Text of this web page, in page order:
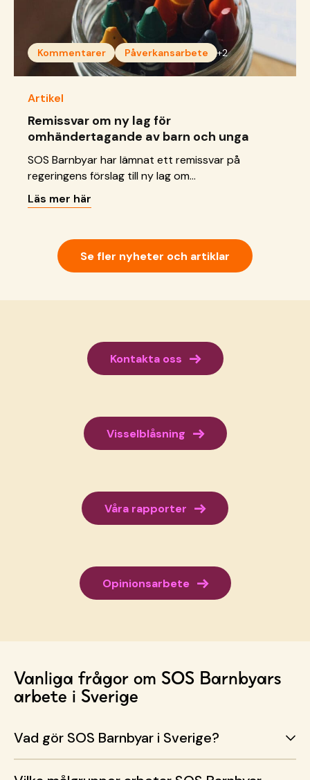
Kommentarer Påverkansarbete +2
Artikel
Remissvar om ny lag för
omhändertagande av barn och unga
SOS Barnbyar har lämnat ett remissvar på
regeringens förslag till ny lag om
omhändertagande för vård av barn och unga. Vi
välkomnar flera viktiga steg för att stärka barns
tydlig tillämpning, resurser och långsiktigt stöd för
barn i samhällsvård.
Läs mer här
Se fler nyheter och artiklar
Kontakta oss →
Visselblåsning →
Våra rapporter →
Opinionsarbete →
Vanliga frågor om SOS Barnbyars
arbete i Sverige
Vad gör SOS Barnbyar i Sverige?